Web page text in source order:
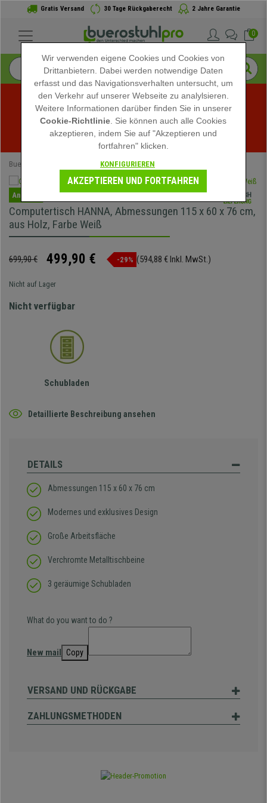
Gratis Versand 30 Tage Rückgaberecht 2 Jahre Garantie
0
Sommerschlussverkauf bei buerostuhlpro! Exklusive
Rabatte für kurze Zeit - Aktion ansehen -
Buerostuhlpro Computertische
Angebot
Computertisch HANNA, Abmessungen 115 x 60 x 76 cm,
aus Holz, Farbe Weiß
699,90 € 499,90 € -29% (594,88 € Inkl. MwSt.)
Nicht auf Lager
Nicht verfügbar
Schubladen
Detaillierte Beschreibung ansehen
DETAILS
Abmessungen 115 x 60 x 76 cm
Modernes und exklusives Design
Große Arbeitsfläche
Verchromte Metalltischbeine
3 geräumige Schubladen
What do you want to do ?
New mail Copy
VERSAND UND RÜCKGABE
ZAHLUNGSMETHODEN
Wir verwenden eigene Cookies und Cookies von
Drittanbietern. Dabei werden notwendige Daten
erfasst und das Navigationsverhalten untersucht, um
den Verkehr auf unserer Webseite zu analylsieren.
Weitere Informationen darüber finden Sie in unserer
Cookie-Richtlinie . Sie können auch alle Cookies
akzeptieren, indem Sie auf "Akzeptieren und
fortfahren" klicken.
KONFIGURIEREN
AKZEPTIEREN UND FORTFAHREN